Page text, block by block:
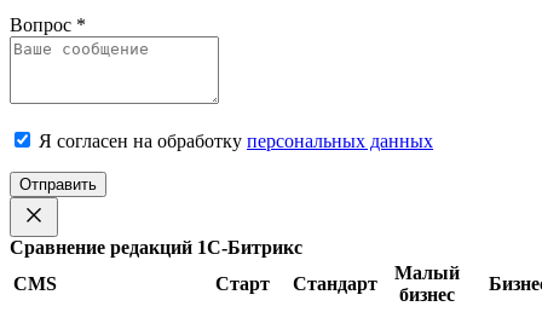
Вопрос *
Я согласен на обработку персональных данных
Отправить
Сравнение редакций 1С-Битрикс
CMS
Старт Стандарт
Малый
бизнес